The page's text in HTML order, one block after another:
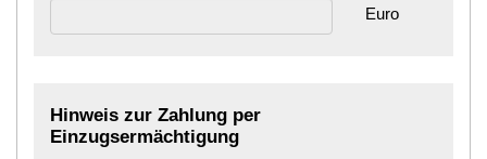
Euro
Hinweis zur Zahlung per
Einzugsermächtigung